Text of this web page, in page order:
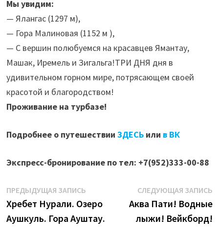
Мы увидим:
— Ялангас (1297 м),
— Гора Малиновая (1152 м ),
— С вершин полюбуемся на красавцев Ямантау,
Машак, Иремель и Зигальга!ТРИ ДНЯ дня в
удивительном горном мире, потрясающем своей
красотой и благородством!
Проживание на турбазе!
Подробнее о путешествии ЗДЕСЬили в ВК
Экспресс-бронирование по тел: +7(952)333-00-88
Навигация
по
записям
ПРЕДЫДУЩАЯ ЗАПИСЬПредыдущая
запись:
Хребет Нурали. Озеро
Аушкуль. Гора Ауштау.
СЛЕДУЮЩАЯ ЗАПИСЬ
Аква Пати! Водные
лыжи! Вейкборд!